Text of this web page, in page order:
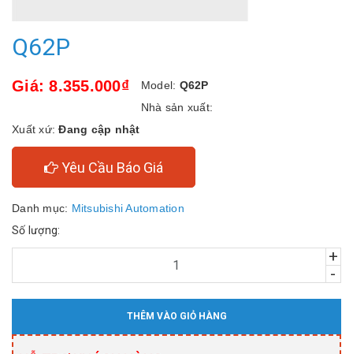
Q62P
Giá: 8.355.000₫ Model: Q62P
Nhà sản xuất:
Xuất xứ:Đang cập nhật
Yêu Cầu Báo Giá
Danh mục: Mitsubishi Automation
Số lượng:
+
-
THÊM VÀO GIỎ HÀNG